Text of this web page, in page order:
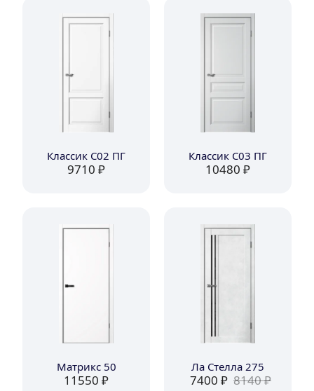
Классик C02 ПГ
9710 ₽
Классик C03 ПГ
10480 ₽
Матрикс 50
11550 ₽
Ла Стелла 275
7400 ₽ 8140 ₽